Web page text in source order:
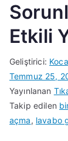
Etkili
Geliştirici:
Temmuz 25,
Yayınlanan
Takip edilen
açma, lavabo